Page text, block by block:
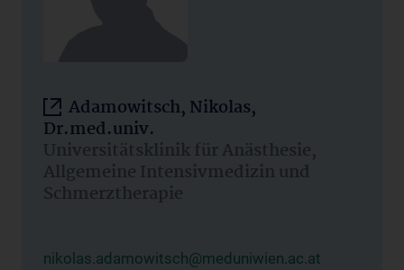
Adamowitsch, Nikolas,
Dr.med.univ.
Universitätsklinik für Anästhesie,
Allgemeine Intensivmedizin und
Schmerztherapie
nikolas.adamowitsch@meduniwien.ac.at